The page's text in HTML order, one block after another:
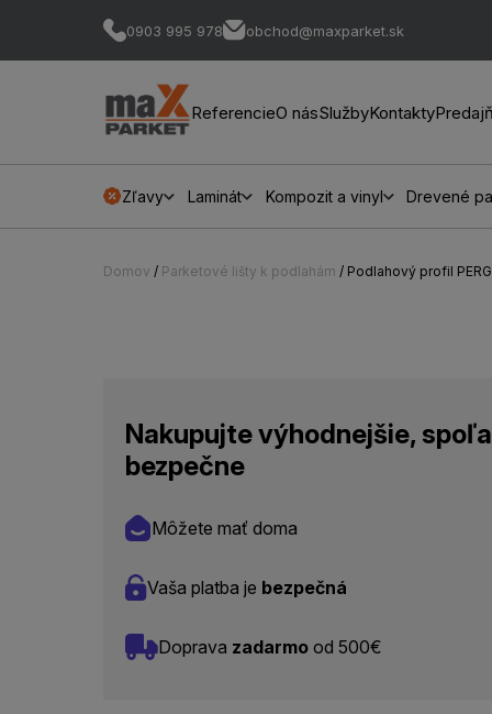
0903 995 978 obchod@maxparket.sk
ReferencieO násSlužbyKontakty
Zľavy Laminát Kompozit a vinyl Drevené
Domov / Parketové lišty k podlahám / Podlahový profil
Nakupujte výhodnejšie,
bezpečne
Môžete mať doma
Vaša platba je bezpečná
Doprava zadarmo od 500€